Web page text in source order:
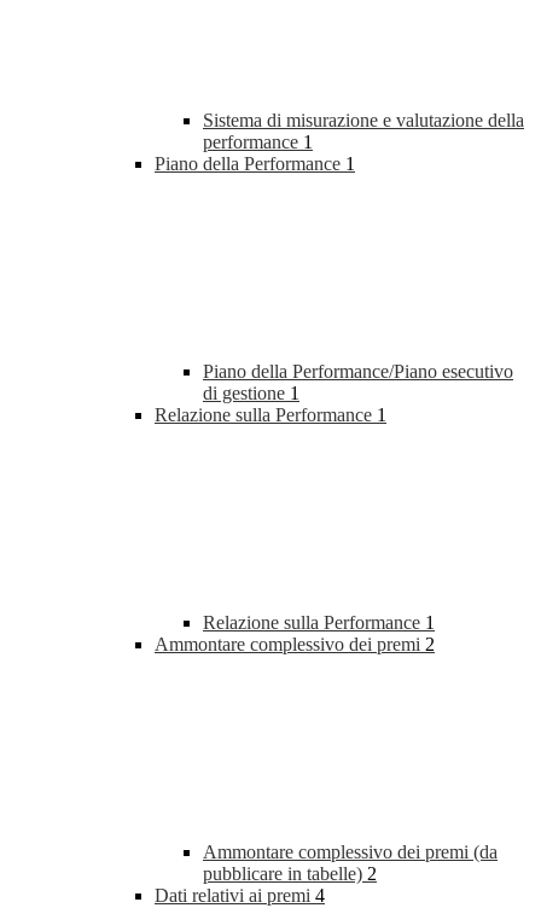
Sistema di misurazione e valutazione della
performance 1
Piano della Performance 1
Piano della Performance/Piano esecutivo
di gestione 1
Relazione sulla Performance 1
Relazione sulla Performance 1
Ammontare complessivo dei premi 2
Ammontare complessivo dei premi (da
pubblicare in tabelle) 2
Dati relativi ai premi 4